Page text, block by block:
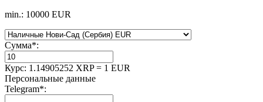
min.: 10000 EUR
Сумма*:
Курс: 1.14905252 XRP = 1 EUR
Персональные данные
Telegram*: